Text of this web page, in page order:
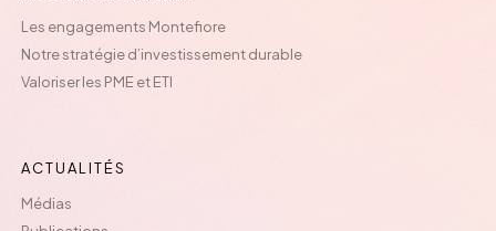
Les engagements Montefiore
Notre stratégie d’investissement durable
Valoriser les PME et ETI
ACTUALITÉS
Médias